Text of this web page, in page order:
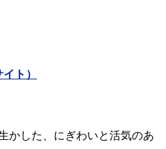
ト）
かした、にぎわいと活気のあ